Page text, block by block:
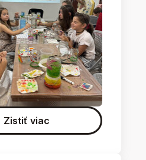
Zistiť viac